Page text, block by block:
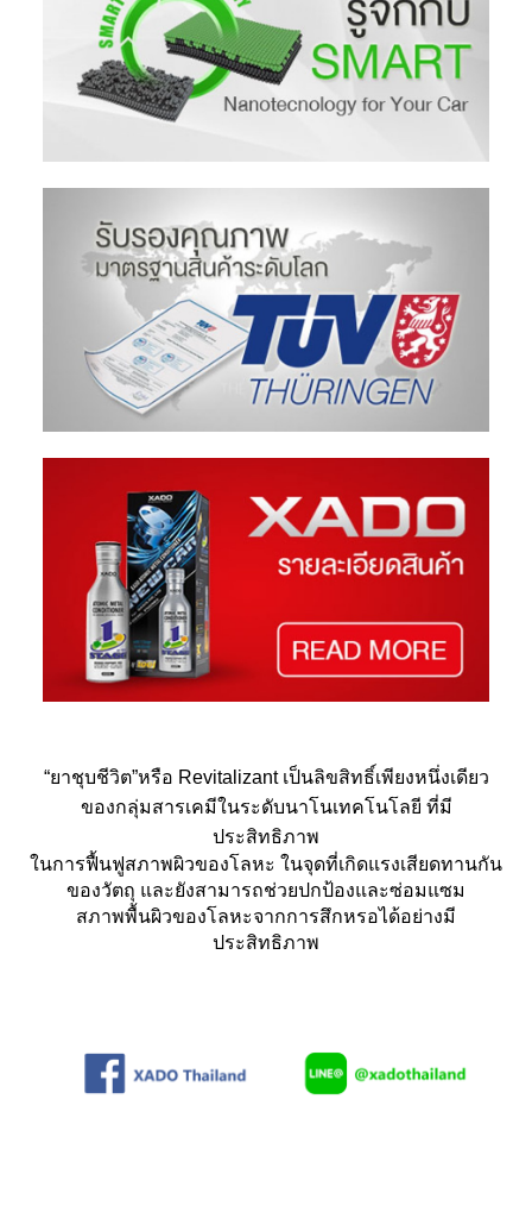
“ยาชุบชีวิต”หรือ Revitalizant เป็นลิขสิทธิ์เพียงหนึ่งเดียว
ของกลุ่มสารเคมีในระดับนาโนเทคโนโลยี ที่มี
ประสิทธิภาพ
ในการฟื้นฟูสภาพผิวของโลหะ ในจุดที่เกิดแรงเสียดทานกัน
ของวัตถุ และยังสามารถช่วยปกป้องและซ่อมแซม
สภาพพื้นผิวของโลหะจากการสึกหรอได้อย่างมี
ประสิทธิภาพ